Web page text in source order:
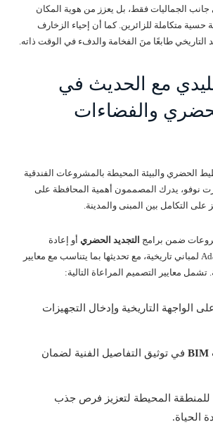
جانب الجماليات فقط، بل يعزز من هوية المكان
متكاملة للزائرين. كما أن إحياء الزخارف
التاريخي طابعًا منَ الفخامة والدفء في الوقت ذاته.
مع الحديث في
والفضاءات
الحضري والبيئة المحيطة بالمشروعات الفندقية
نوفو، يدرك المصممون أهمية المحافظة على
على التكامل بين المبنى والمدينة.
ضمن برامج التجديد الحضري أو إعادة
الاستخدام Adaptive Reuse لمباني تاريخية، مع تحديثها بما يتناسب مع معايير
تشمل معايير التصميم المراعاة التالية:
الواجهة التاريخية وإدخال التجهيزات
BIM في توثيق التفاصيل الفنية لضمان
للمنطقة المحيطة لتعزيز فرص جذب
الحياة.